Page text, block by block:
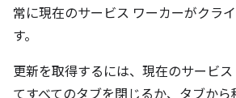
常に現在のサービス ワーカーがクラ
す。
更新を取得するには、現在のサービ
てすべてのタブを閉じるか、タブから